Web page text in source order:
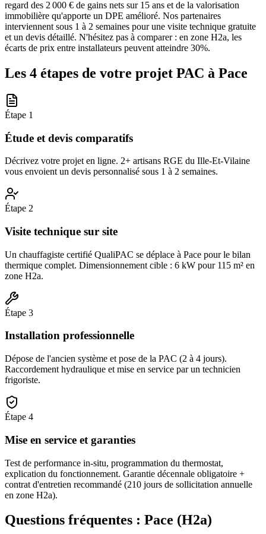
regard des 2 000 € de gains nets sur 15 ans et de la valorisation
immobilière qu'apporte un DPE amélioré. Nos partenaires
interviennent sous 1 à 2 semaines pour une visite technique gratuite
et un devis détaillé. N'hésitez pas à comparer : en zone H2a, les
écarts de prix entre installateurs peuvent atteindre 30%.
Les 4 étapes de votre projet PAC à Pace
Étape 1
Étude et devis comparatifs
Décrivez votre projet en ligne. 2+ artisans RGE du Ille-Et-Vilaine
vous envoient un devis personnalisé sous 1 à 2 semaines.
Étape 2
Visite technique sur site
Un chauffagiste certifié QualiPAC se déplace à Pace pour le bilan
thermique complet. Dimensionnement cible : 6 kW pour 115 m² en
zone H2a.
Étape 3
Installation professionnelle
Dépose de l'ancien système et pose de la PAC (2 à 4 jours).
Raccordement hydraulique et mise en service par un technicien
frigoriste.
Étape 4
Mise en service et garanties
Test de performance in-situ, programmation du thermostat,
explication du fonctionnement. Garantie décennale obligatoire +
contrat d'entretien recommandé (210 jours de sollicitation annuelle
en zone H2a).
Questions fréquentes : Pace (H2a)